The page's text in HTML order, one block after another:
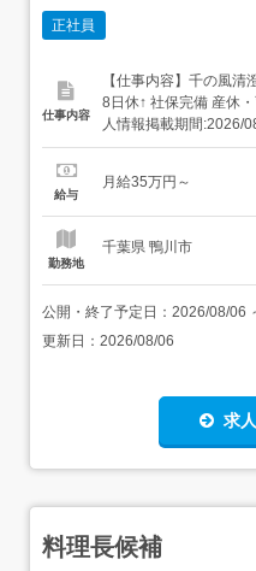
正社員
仕事内容
【仕事内容】千の風清澄店 店長候補 正社員 女性
8日休↑ 社保完備 産休・
人情報掲載期間:2026/08/06～
特徴 施設内調理(病院・老人ホーム・福祉施設) 住 所 千葉
歩18分 新規事業所OP...
給与
月給35万円～
勤務地
千葉県 鴨川市
公開・終了予定日： 2026/08/06
更新日： 2026/08/06
求
料理長候補